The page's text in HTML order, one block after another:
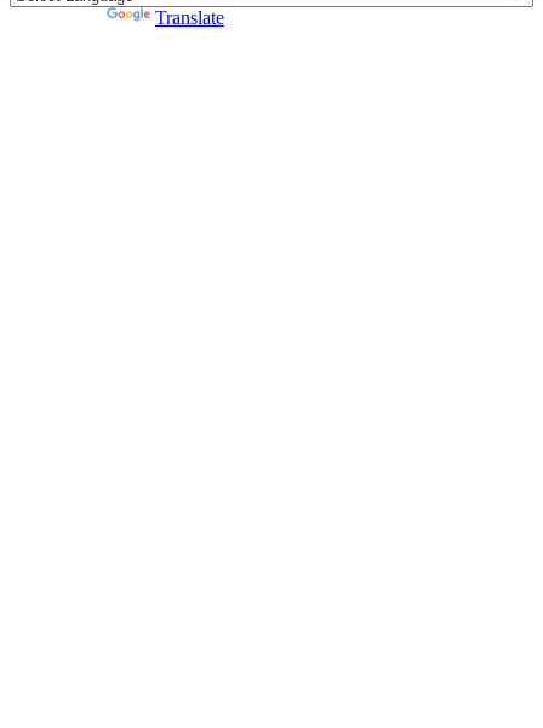
Translate